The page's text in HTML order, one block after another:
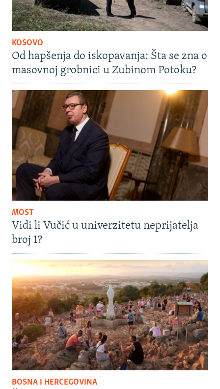
KOSOVO
Od hapšenja do iskopavanja: Šta se zna o
masovnoj grobnici u Zubinom Potoku?
MOST
Vidi li Vučić u univerzitetu neprijatelja
broj 1?
BOSNA I HERCEGOVINA